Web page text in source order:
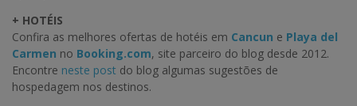
+ HOTÉIS
Confira as melhores ofertas de hotéis em Cancun e Playa del
Carmen no Booking.com, site parceiro do blog desde 2012.
Encontre neste post do blog algumas sugestões de
hospedagem nos destinos.